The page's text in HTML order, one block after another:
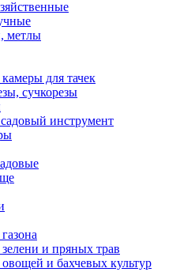
метлы
для тачек
сучкорезы
инструмент
и пряных трав
и бахчевых культур